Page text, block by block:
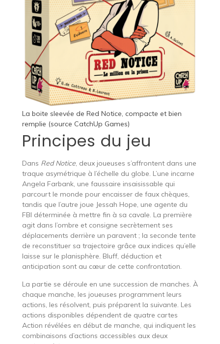
La boite sleevée de Red Notice, compacte et bien
remplie (source CatchUp Games)
Principes du jeu
Dans Red Notice, deux joueuses s’affrontent dans une
traque asymétrique à l’échelle du globe. L’une incarne
Angela Farbank, une faussaire insaisissable qui
parcourt le monde pour encaisser de faux chèques,
tandis que l’autre joue Jessah Hope, une agente du
FBI déterminée à mettre fin à sa cavale. La première
agit dans l’ombre et consigne secrètement ses
déplacements derrière un paravent ; la seconde tente
de reconstituer sa trajectoire grâce aux indices qu’elle
laisse sur le planisphère. Bluff, déduction et
anticipation sont au cœur de cette confrontation.
La partie se déroule en une succession de manches. À
chaque manche, les joueuses programment leurs
actions, les résolvent, puis préparent la suivante. Les
actions disponibles dépendent de quatre cartes
Action révélées en début de manche, qui indiquent les
combinaisons d’actions accessibles aux deux